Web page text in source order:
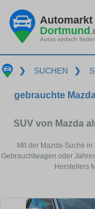
Automarkt
Dortmund
Autos einfach finden
❯ SUCHEN ❯
gebrauchte
SUV von Mazda
Mit der Mazda-Suche
Gebrauchtwagen oder
Herstellers